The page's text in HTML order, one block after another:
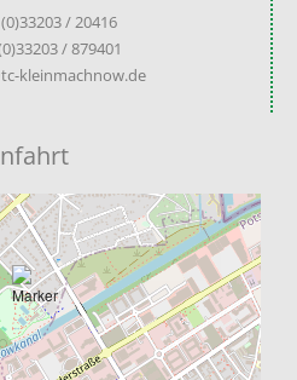
/ 20416
/ 879401
kleinmachnow.de